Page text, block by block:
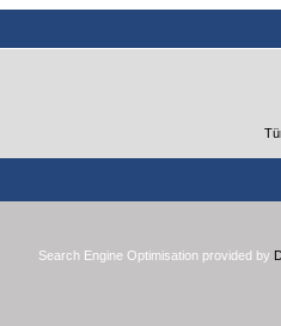
Search Engine Optimisation provided by